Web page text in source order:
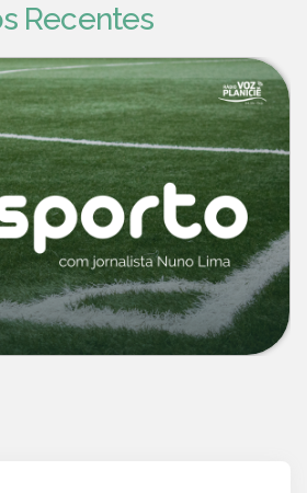
Recentes